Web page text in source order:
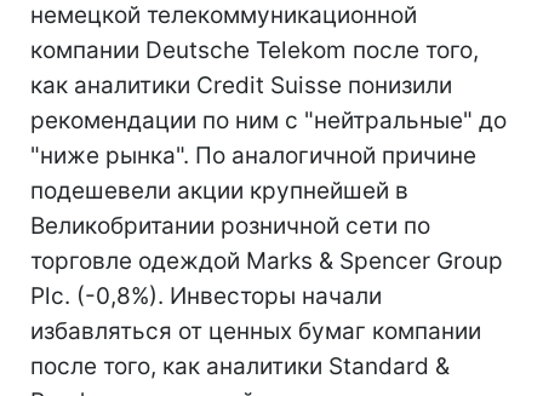
немецкой телекоммуникационной
компании Deutsche Telekom после того,
как аналитики Credit Suisse понизили
рекомендации по ним с "нейтральные" до
"ниже рынка". По аналогичной причине
подешевели акции крупнейшей в
Великобритании розничной сети по
торговле одеждой Marks & Spencer Group
Plc. (-0,8%). Инвесторы начали
избавляться от ценных бумаг компании
после того, как аналитики Standard &